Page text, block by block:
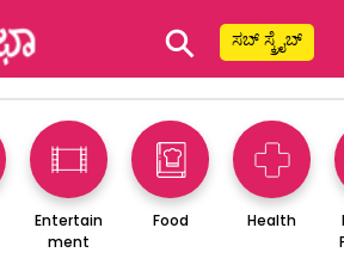
⚲ ಸಬ್ ಸ್ಕ್ರೈಬ್
Entertain
ment
Food Health